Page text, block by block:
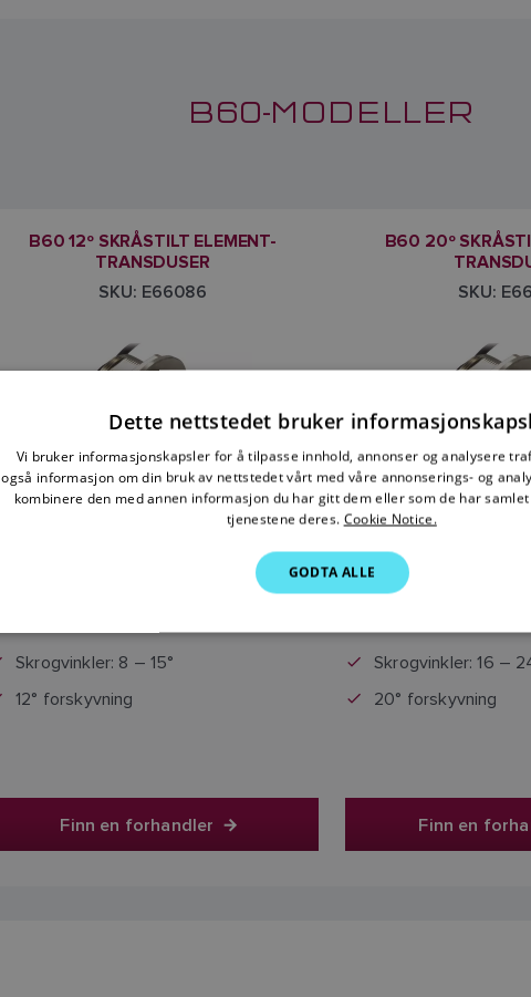
B60-MODELLER
B60 12º SKRÅSTILT ELEMENT-
TRANSDUSER
SKU: E66086
Skrogvinkler: 8 – 15°
12° forskyvning
Finn en forhandler
B60 20º
SKU:
Skrogvinkler: 16 –
20° forskyvning
Finn en
Dette nettstedet bruker
Vi bruker informasjonskapsler for å tilpasse innhold, annonser og analysere
også informasjon om din bruk av nettstedet vårt med våre annonserings- og
kombinere den med annen informasjon du har gitt dem eller som de har
tjenestene deres. Cookie Notice.
GODTA ALLE